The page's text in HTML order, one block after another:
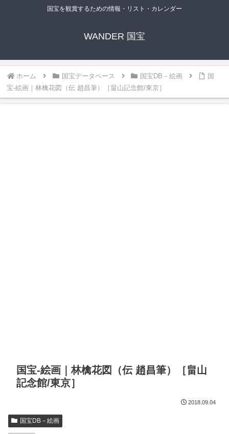
国宝を観賞するための情報・リスト・カレンダー
WANDER 国宝
ホーム 国宝データベース 国宝DB－絵画
国
宝-絵画｜林檎花図（伝 趙昌筆）［畠山記念館/東京］
国宝-絵画｜林檎花図（伝 趙昌筆）［畠山
記念館/東京］
2018.09.04
国宝DB－絵画